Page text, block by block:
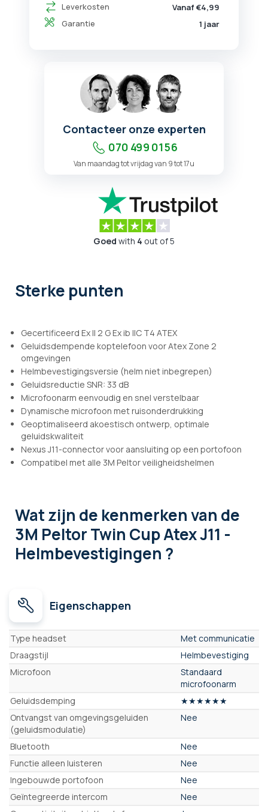
Leverkosten
Vanaf €4,99
Garantie
1 jaar
Contacteer onze experten
070 499 01 56
Van maandag tot vrijdag van 9 tot 17u
Goed with 4 out of 5
Sterke punten
Gecertificeerd Ex II 2 G Ex ib IIC T4 ATEX
Geluidsdempende koptelefoon voor Atex Zone 2
omgevingen
Helmbevestigingsversie (helm niet inbegrepen)
Geluidsreductie SNR: 33 dB
Microfoonarm eenvoudig en snel verstelbaar
Dynamische microfoon met ruisonderdrukking
Geoptimaliseerd akoestisch ontwerp, optimale
geluidskwaliteit
Nexus J11-connector voor aansluiting op een portofoon
Compatibel met alle 3M Peltor veiligheidshelmen
Wat zijn de kenmerkenvan de
3M Peltor Twin Cup Atex J11 -
Helmbevestigingen ?
Eigenschappen
Eigenschappen
Type headset
Met communicatie
Draagstijl
Helmbevestiging
Microfoon
Standaard
microfoonarm
Geluidsdemping
★★★★★★
Ontvangst van omgevingsgeluiden
(geluidsmodulatie)
Nee
Bluetooth
Nee
Functie alleen luisteren
Nee
Ingebouwde portofoon
Nee
Geïntegreerde intercom
Nee